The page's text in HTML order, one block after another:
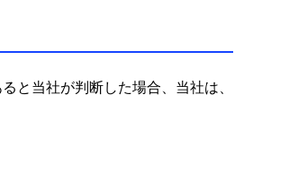
と当社が判断した場合、当社は、